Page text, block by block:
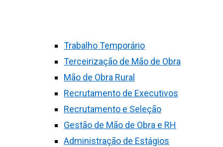
Trabalho Temporário
Terceirização de Mão de Obra
Mão de Obra Rural
Recrutamento de Executivos
Recrutamento e Seleção
Gestão de Mão de Obra e RH
Administração de Estágios